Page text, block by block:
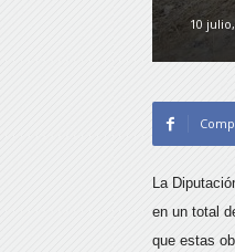
10
La
en un total
que estas